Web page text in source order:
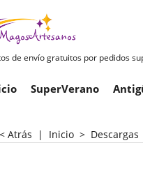
de envío gratuitos por pedidos
SuperVerano
Atrás | Inicio > Descargas